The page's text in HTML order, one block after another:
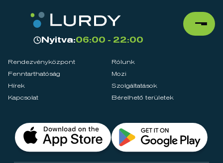
Nyitva:06:00 - 22:00
Rendezvényközpont
Rólunk
Fenntarthatóság
Mozi
Hírek
Szolgáltatások
Kapcsolat
Bérelhető területek